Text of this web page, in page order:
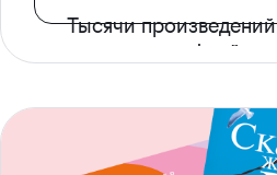
Тысячи произведений
с доступом офлайн